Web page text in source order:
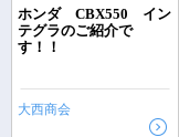
ホンダ CBX550 イン
テグラのご紹介で
す！！
大西商会